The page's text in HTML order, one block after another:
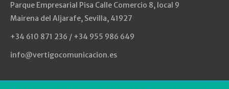
Parque Empresarial Pisa Calle Comercio 8, local 9
Mairena del Aljarafe, Sevilla, 41927
+34 610 871 236 / +34 955 986 649
info@vertigocomunicacion.es